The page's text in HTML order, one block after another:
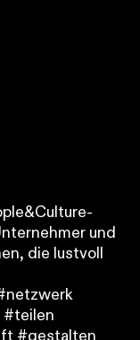
und
die lustvoll
#teilen
#gestalten